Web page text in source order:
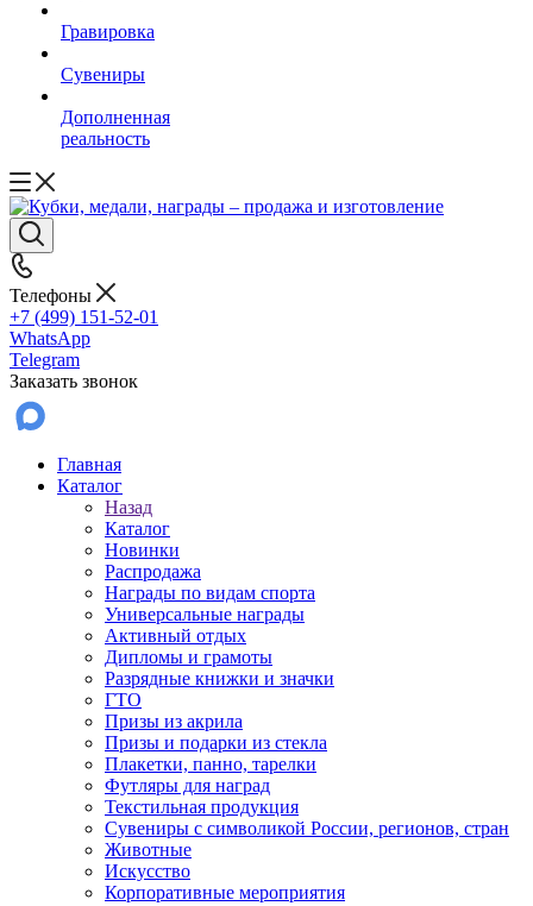
Гравировка
Сувениры
Дополненная
реальность
Телефоны
+7 (499) 151-52-01
WhatsApp
Telegram
Заказать звонок
Главная
Каталог
Назад
Каталог
Новинки
Распродажа
Награды по видам спорта
Универсальные награды
Активный отдых
Дипломы и грамоты
Разрядные книжки и значки
ГТО
Призы из акрила
Призы и подарки из стекла
Плакетки, панно, тарелки
Футляры для наград
Текстильная продукция
Сувениры с символикой России, регионов, стран
Животные
Искусство
Корпоративные мероприятия